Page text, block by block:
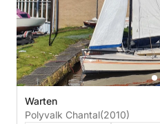
Warten
Polyvalk Chantal(2010)